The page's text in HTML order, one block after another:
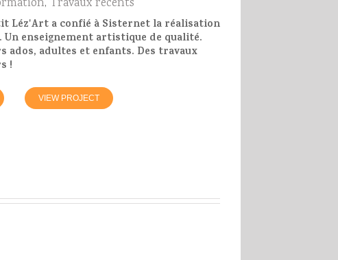
, Travaux récents
Léz'Art a confié à Sisternet la réalisation
Un enseignement artistique de qualité.
ados, adultes et enfants. Des travaux
!
VIEW PROJECT